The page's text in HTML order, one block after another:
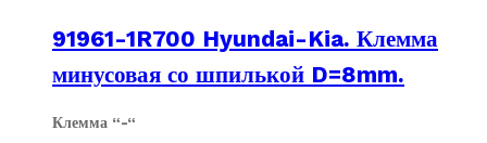
91961-1R700 Hyundai-Kia. Клемма
минусовая со шпилькой D=8mm.
Клемма “-“